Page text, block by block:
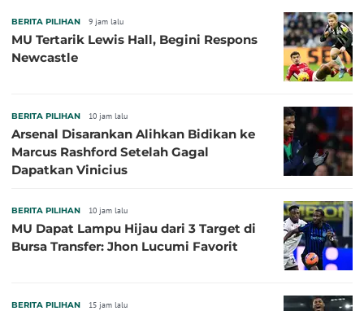
BERITA PILIHAN 9 jam lalu
MU Tertarik Lewis Hall, Begini Respons
Newcastle
BERITA PILIHAN 10 jam lalu
Arsenal Disarankan Alihkan Bidikan ke
Marcus Rashford Setelah Gagal
Dapatkan Vinicius
BERITA PILIHAN 10 jam lalu
MU Dapat Lampu Hijau dari 3 Target di
Bursa Transfer: Jhon Lucumi Favorit
BERITA PILIHAN 15 jam lalu